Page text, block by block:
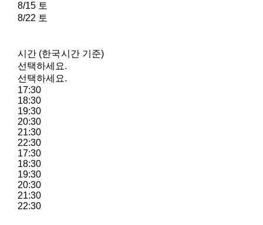
8/15 토
8/22 토
시간 (한국시간 기준)
선택하세요.
선택하세요.
17:30
18:30
19:30
20:30
21:30
22:30
17:30
18:30
19:30
20:30
21:30
22:30